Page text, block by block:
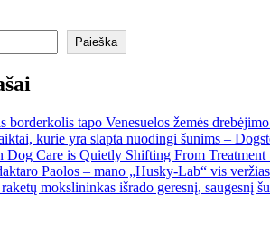
Paieška
borderkolis tapo Venesuelos žemės
kurie yra slapta nuodingi šunims –
Dog Care is Quietly Shifting From
Paolos – mano „Husky-Lab“ vis
mokslininkas išrado geresnį, saugesnį